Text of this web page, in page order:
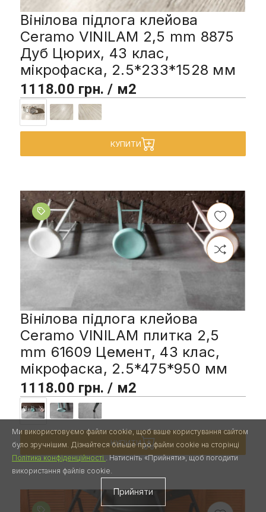
Вінілова підлога клейова
Ceramo VINILAM 2,5 mm 8875
Дуб Цюрих, 43 клас,
мікрофаска, 2.5*233*1528 мм
1118.00 грн. / м2
КУПИТИ
Вінілова підлога клейова
Ceramo VINILAM плитка 2,5
mm 61609 Цемент, 43 клас,
мікрофаска, 2.5*475*950 мм
1118.00 грн. / м2
КУПИТИ
Ми використовуємо файли cookie, щоб ваше користування сайтом
було зручнішим. Дізнайтеся більше про файли cookie на сторінці
Політика конфіденційності. Натисніть «Прийняти», щоб погодити
використання файлів cookie.
Прийняти